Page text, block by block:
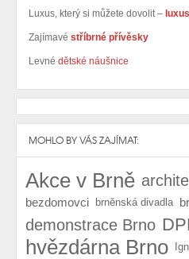
Luxus, který si můžete dovolit –
Zajímavé stříbrné přívěsky
Levné dětské náušnice
MOHLO BY VÁS ZAJÍMAT:
Akce v Brně
bezdomovci brněnská divadla
demonstrace Brno
hvězdárna Brno